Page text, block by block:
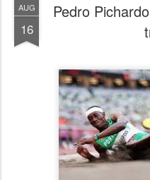
AUG
16
Pedro